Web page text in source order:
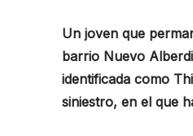
Un joven que
barrio Nuevo
identificada como
siniestro, en el que